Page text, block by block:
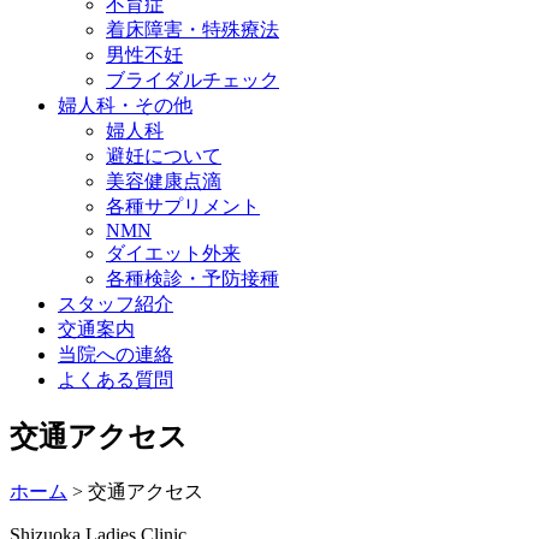
着床障害・特殊療法
男性不妊
ブライダルチェック
婦人科・その他
婦人科
避妊について
美容健康点滴
各種サプリメント
NMN
ダイエット外来
各種検診・予防接種
スタッフ紹介
交通案内
当院への連絡
よくある質問
交通アクセス
ホーム > 交通アクセス
Shizuoka Ladies Clinic